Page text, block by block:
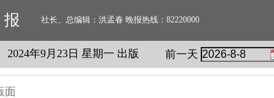
社长、总编辑：洪孟春 晚报热线：82220000
2024年9月 23日 星期一 出版 前一天
面